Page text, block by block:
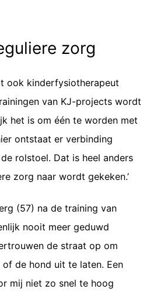
zorg
ook kinderfysiotherapeut
van KJ-projects wordt
het is om één te worden met
ontstaat er verbinding
rolstoel. Dat is heel anders
zorg naar wordt gekeken.’
(57) na de training van
nooit meer geduwd
de straat op om
de hond uit te laten. Een
mij niet zo snel te hoog